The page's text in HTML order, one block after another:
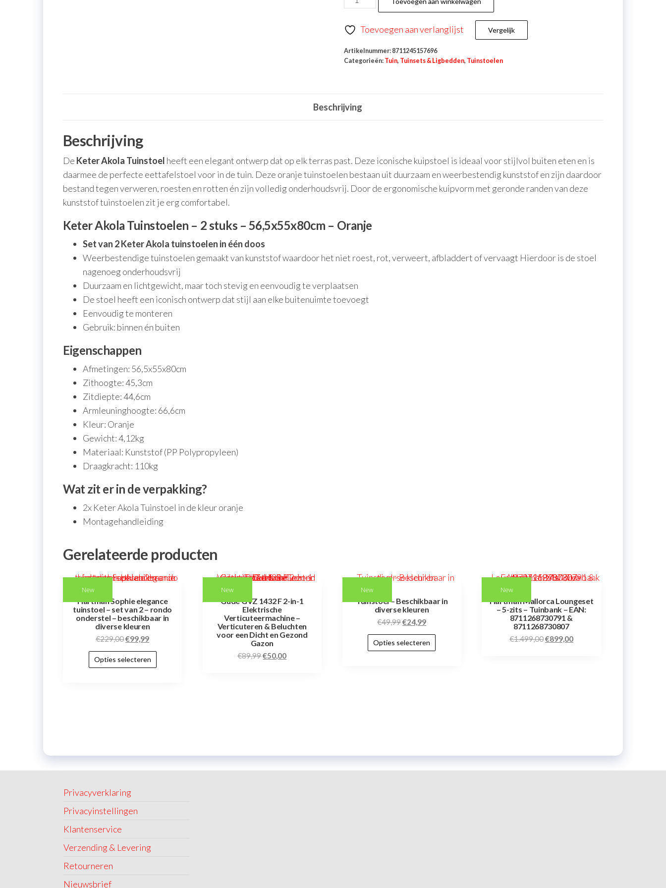
Toevoegen aan verlanglijst Vergelijk
Artikelnummer: 8711245157696
Categorieën: Tuin, Tuinsets & Ligbedden, Tuinstoelen
Beschrijving
Beschrijving
De Keter Akola Tuinstoel heeft een elegant ontwerp dat op elk terras past. Deze iconische kuipstoel is ideaal voor stijlvol buiten eten en is
daarmee de perfecte eettafelstoel voor in de tuin. Deze oranje tuinstoelen bestaan uit duurzaam en weerbestendig kunststof en zijn daardoor
bestand tegen verweren, roesten en rotten én zijn volledig onderhoudsvrij. Door de ergonomische kuipvorm met geronde randen van deze
kunststof tuinstoelen zit je erg comfortabel.
Keter Akola Tuinstoelen – 2 stuks – 56,5x55x80cm – Oranje
Set van 2 Keter Akola tuinstoelen in één doos
Weerbestendige tuinstoelen gemaakt van kunststof waardoor het niet roest, rot, verweert, afbladdert of vervaagt Hierdoor is de stoel
nagenoeg onderhoudsvrij
Duurzaam en lichtgewicht, maar toch stevig en eenvoudig te verplaatsen
De stoel heeft een iconisch ontwerp dat stijl aan elke buitenuimte toevoegt
Eenvoudig te monteren
Gebruik: binnen én buiten
Eigenschappen
Afmetingen: 56,5x55x80cm
Zithoogte: 45,3cm
Zitdiepte: 44,6cm
Armleuninghoogte: 66,6cm
Kleur: Oranje
Gewicht: 4,12kg
Materiaal: Kunststof (PP Polypropyleen)
Draagkracht: 110kg
Wat zit er in de verpakking?
2x Keter Akola Tuinstoel in de kleur oranje
Montagehandleiding
Gerelateerde producten
New
Hartman Sophie elegance
tuinstoel – set van 2 – rondo
onderstel – beschikbaar in
diverse kleuren
€229,00€99,99
Opties selecteren
New
Güde GVZ 1432 F 2-in-1
Elektrische
Verticuteermachine –
Verticuteren & Beluchten
voor een Dicht en Gezond
Gazon
€89,99€50,00
New
Tuinstoel – Beschikbaar in
diverse kleuren
€49,99€24,99
Opties selecteren
New
Hartman Mallorca Loungeset
– 5-zits – Tuinbank – EAN:
8711268730791 &
8711268730807
€1.499,00€899,00
Privacyverklaring
Privacyinstellingen
Klantenservice
Verzending & Levering
Retourneren
Nieuwsbrief